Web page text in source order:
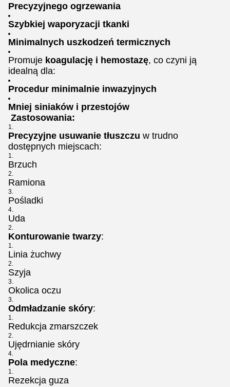
Precyzyjnego ogrzewania
Szybkiej waporyzacji tkanki
Minimalnych uszkodzeń termicznych
Promuje koagulację i hemostazę, co czyni ją
idealną dla:
Procedur minimalnie inwazyjnych
Mniej siniaków i przestojów
Zastosowania:
Precyzyjne usuwanie tłuszczu w trudno
dostępnych miejscach:
Brzuch
Ramiona
Pośladki
Uda
Konturowanie twarzy:
Linia żuchwy
Szyja
Okolica oczu
Odmładzanie skóry:
Redukcja zmarszczek
Ujędrnianie skóry
Pola medyczne:
Rezekcja guza